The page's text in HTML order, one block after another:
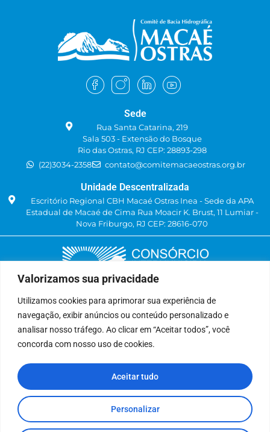
Valorizamos sua privacidade
Utilizamos cookies para aprimorar sua experiência de
navegação, exibir anúncios ou conteúdo personalizado e
analisar nosso tráfego. Ao clicar em “Aceitar todos”, você
concorda com nosso uso de cookies.
Personalizar
Aceitar tudo
Sede
Rua Santa Catarina, 219
Sala 503 - Extensão do Bosque
Rio das Ostras, RJ CEP: 28893-298
(22)3034-2358
contato@comitemacaeostras.org.br
Unidade Descentralizada
Escritório Regional CBH Macaé Ostras Inea - Sede da APA
Estadual de Macaé de Cima Rua Moacir K. Brust, 11 Lumiar -
Nova Friburgo, RJ CEP: 28616-070
Delegatária (CILSJ)
Rua: Avenida Um, n° 01, Lote 01, Quadra 11
Bairro: Jardins de São Pedro
São Pedro da Aldeia, RJ
(22) 9 8841-2358
secretariaexecutiva@cilsj.org.br